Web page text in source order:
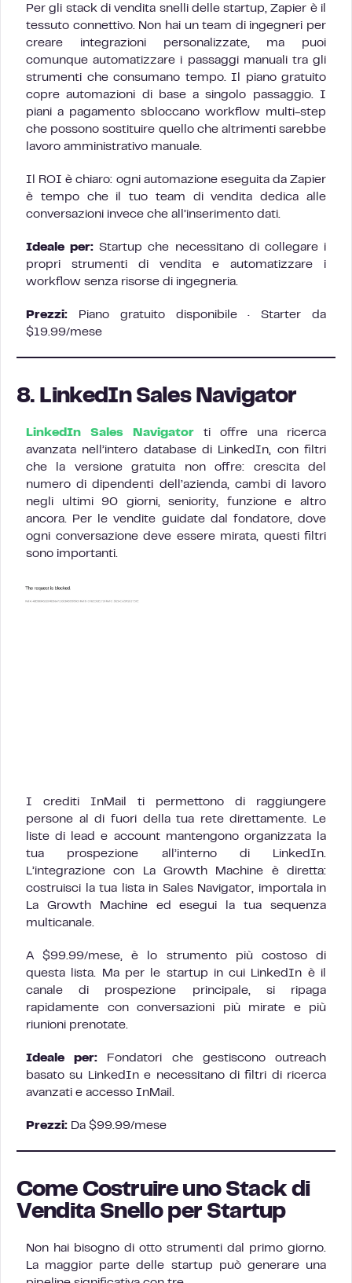
Per gli stack di vendita snelli delle startup, Zapier è il
tessuto connettivo. Non hai un team di ingegneri per
creare integrazioni personalizzate, ma puoi
comunque automatizzare i passaggi manuali tra gli
strumenti che consumano tempo. Il piano gratuito
copre automazioni di base a singolo passaggio. I
piani a pagamento sbloccano workflow multi-step
che possono sostituire quello che altrimenti sarebbe
lavoro amministrativo manuale.
Il ROI è chiaro: ogni automazione eseguita da Zapier
è tempo che il tuo team di vendita dedica alle
conversazioni invece che all’inserimento dati.
Ideale per: Startup che necessitano di collegare i
propri strumenti di vendita e automatizzare i
workflow senza risorse di ingegneria.
Prezzi: Piano gratuito disponibile · Starter da
$19.99/mese
8. LinkedIn Sales Navigator
LinkedIn Sales Navigator ti offre una ricerca
avanzata nell’intero database di LinkedIn, con filtri
che la versione gratuita non offre: crescita del
numero di dipendenti dell’azienda, cambi di lavoro
negli ultimi 90 giorni, seniority, funzione e altro
ancora. Per le vendite guidate dal fondatore, dove
ogni conversazione deve essere mirata, questi filtri
sono importanti.
I crediti InMail ti permettono di raggiungere
persone al di fuori della tua rete direttamente. Le
liste di lead e account mantengono organizzata la
tua prospezione all’interno di LinkedIn.
L’integrazione con La Growth Machine è diretta:
costruisci la tua lista in Sales Navigator, importala in
La Growth Machine ed esegui la tua sequenza
multicanale.
A $99.99/mese, è lo strumento più costoso di
questa lista. Ma per le startup in cui LinkedIn è il
canale di prospezione principale, si ripaga
rapidamente con conversazioni più mirate e più
riunioni prenotate.
Ideale per: Fondatori che gestiscono outreach
basato su LinkedIn e necessitano di filtri di ricerca
avanzati e accesso InMail.
Prezzi: Da $99.99/mese
Come Costruire uno Stack di
Vendita Snello per Startup
Non hai bisogno di otto strumenti dal primo giorno.
La maggior parte delle startup può generare una